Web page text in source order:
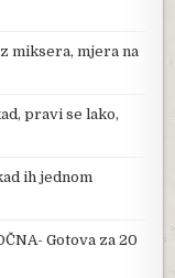
miksera, mjera na
pravi se lako,
ih jednom
Gotova za 20